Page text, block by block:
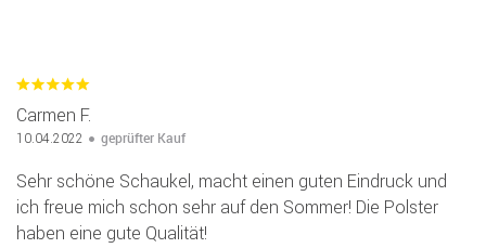
Carmen F.
10.04.2022 geprüfter Kauf
Sehr schöne Schaukel, macht einen guten Eindruck und
ich freue mich schon sehr auf den Sommer! Die Polster
haben eine gute Qualität!